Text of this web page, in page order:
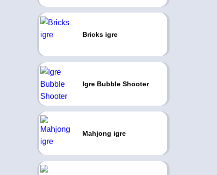
Bricks igre
Igre Bubble Shooter
Mahjong igre